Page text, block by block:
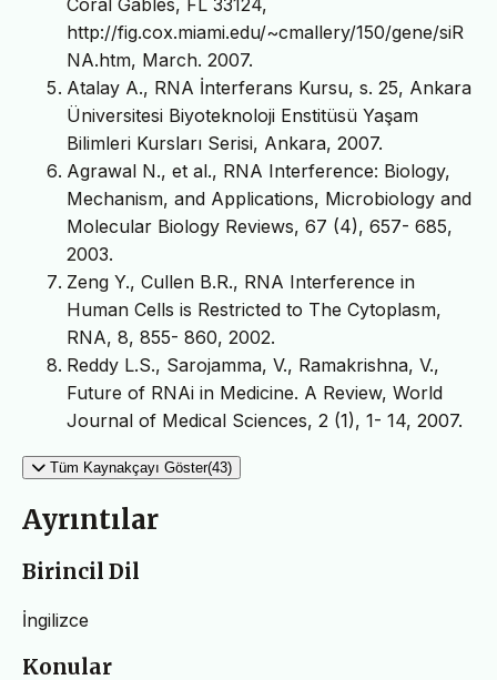
Coral Gables, FL 33124,
http://fig.cox.miami.edu/~cmallery/150/gene/siR
NA.htm, March. 2007.
Atalay A., RNA İnterferans Kursu, s. 25, Ankara
Üniversitesi Biyoteknoloji Enstitüsü Yaşam
Bilimleri Kursları Serisi, Ankara, 2007.
Agrawal N., et al., RNA Interference: Biology,
Mechanism, and Applications, Microbiology and
Molecular Biology Reviews, 67 (4), 657- 685,
2003.
Zeng Y., Cullen B.R., RNA Interference in
Human Cells is Restricted to The Cytoplasm,
RNA, 8, 855- 860, 2002.
Reddy L.S., Sarojamma, V., Ramakrishna, V.,
Future of RNAi in Medicine. A Review, World
Journal of Medical Sciences, 2 (1), 1- 14, 2007.
Tüm Kaynakçayı Göster(43)
Ayrıntılar
Birincil Dil
İngilizce
Konular